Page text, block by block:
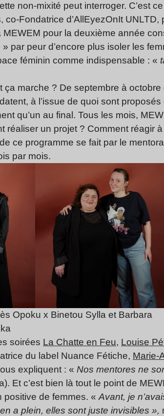
non-mixité peut interroger. C’est
co-Fondatrice d’AllEyezOnIt
MEWEM pour la deuxième année
» par peur d’encore plus isoler les
féminin comme indispensable : «
ça marche ? De septembre à
à l’issue de quoi sont
qu’un au final. Tous les mois,
réaliser un projet ? Comment réagir
ce programme se fait par le
par mois.
Opoku x Binetou Sylla et Barbara
soirées La Chatte en Feu, Louise
du label Nuance Fétiche, Marie-
expliquent : « Nos mentores ne
Et c’est bien là tout le point de
positive de femmes. « Avant, je
a plein, elles sont juste invisibles »,